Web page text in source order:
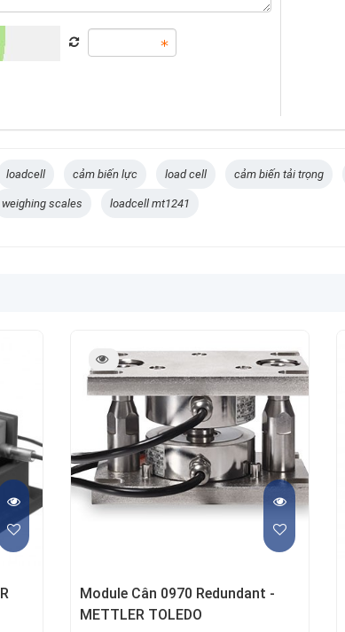
loadcell cảm biến lực load cell cảm biến tải trọng
weighing scales loadcell mt1241
Module Cân 0970 Redundant -
METTLER TOLEDO